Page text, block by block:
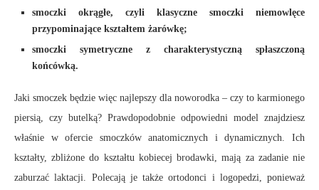
smoczki okrągłe, czyli klasyczne smoczki niemowlęce
przypominające kształtem żarówkę;
smoczki symetryczne z charakterystyczną spłaszczoną
końcówką.
Jaki smoczek będzie więc najlepszy dla noworodka – czy to karmionego
piersią, czy butelką? Prawdopodobnie odpowiedni model znajdziesz
właśnie w ofercie smoczków anatomicznych i dynamicznych. Ich
kształty, zbliżone do kształtu kobiecej brodawki, mają za zadanie nie
zaburzać laktacji. Polecają je także ortodonci i logopedzi, ponieważ